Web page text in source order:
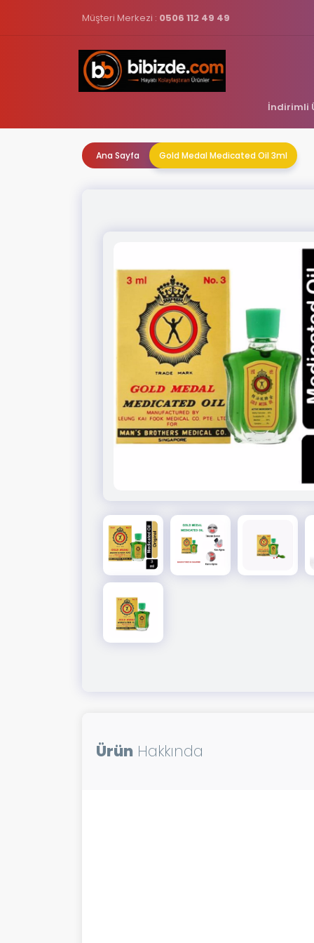
Müşteri Merkezi : 0506 112 49 49
İndirimli
Ana Sayfa Gold Medal Medicated Oil 3ml
Ürün Hakkında